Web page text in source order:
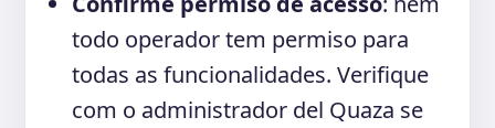
todo operador tem permiso para
todas as funcionalidades. Verifique
com o administrador del Quaza se